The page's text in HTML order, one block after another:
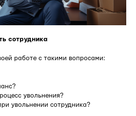
сотрудника
работе с такими вопросами:
увольнения?
увольнении сотрудника?